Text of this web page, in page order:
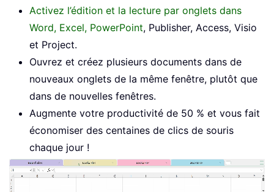
Activez l’édition et la lecture par onglets dans
Word, Excel, PowerPoint, Publisher, Access, Visio
et Project.
Ouvrez et créez plusieurs documents dans de
nouveaux onglets de la même fenêtre, plutôt que
dans de nouvelles fenêtres.
Augmente votre productivité de 50 % et vous fait
économiser des centaines de clics de souris
chaque jour !